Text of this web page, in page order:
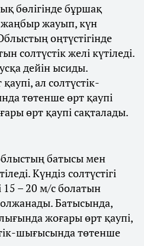
бөлігінде бұршақ
жаңбыр жауып, күн
оңтүстігінде
солтүстік желі күтіледі.
дейін ысиды.
ал солтүстік-
төтенше өрт қаупі
өрт қаупі сақталады.
батысы мен
Күндіз солтүстігі
– 20 м/с болатын
Батысында,
жоғары өрт қаупі,
шығысында төтенше